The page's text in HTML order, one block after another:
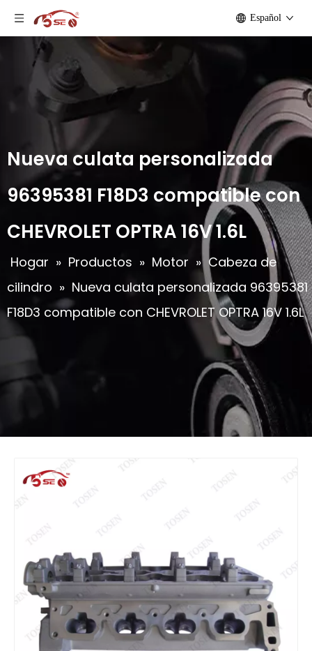
Español
Nueva culata personalizada
96395381 F18D3 compatible con
CHEVROLET OPTRA 16V 1.6L
Hogar » Productos » Motor » Cabeza de
cilindro » Nueva culata personalizada 96395381
F18D3 compatible con CHEVROLET OPTRA 16V 1.6L